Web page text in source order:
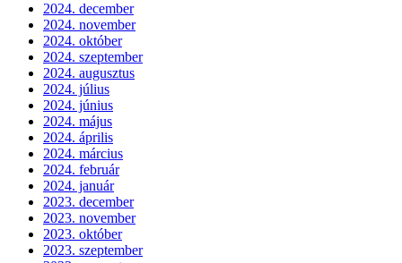
2024. december
2024. november
2024. október
2024. szeptember
2024. augusztus
2024. július
2024. június
2024. május
2024. április
2024. március
2024. február
2024. január
2023. december
2023. november
2023. október
2023. szeptember